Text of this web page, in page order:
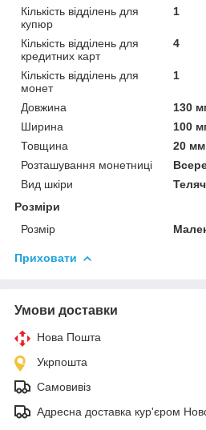
Кількість відділень для
купюр
1
Кількість відділень для
кредитних карт
4
Кількість відділень для
монет
1
Довжина
130
Ширина
100
Товщина
20 мм
Розташування монетниці
Вид шкіри
Розміри
Розмір
Приховати
Умови доставки
Нова Пошта
Укрпошта
Самовивіз
Адресна доставка кур'єром